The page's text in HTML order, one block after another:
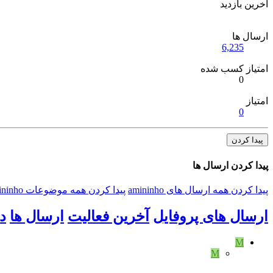
آخرین بازدید
ارسال ها
6,235
امتیاز کسب شده
0
امتیاز
0
پیدا کردن
پیدا کردن ارسال ها
پیدا کردن همه ارسال های amininho پیدا کردن همه موضوعات amininho
ارسال های پروفایل آخرین فعالیت ارسال ها
M
M